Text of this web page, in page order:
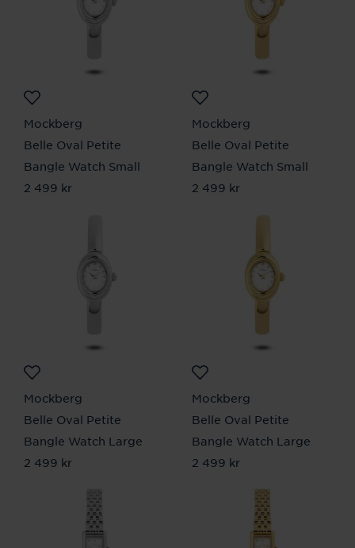
Mockberg
Belle Oval Petite
Bangle Watch Small
Pris:2 499 kr
2 499 kr
Mockberg
Belle Oval Petite
Bangle Watch Small
Pris:2 499 kr
2 499 kr
Mockberg
Belle Oval Petite
Bangle Watch Large
Pris:2 499 kr
2 499 kr
Mockberg
Belle Oval Petite
Bangle Watch Large
Pris:2 499 kr
2 499 kr